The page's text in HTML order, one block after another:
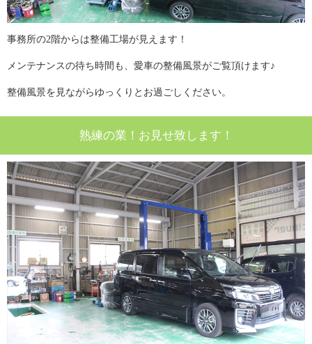
事務所の2階からは整備工場が見えます！
メンテナンスの待ち時間も、愛車の整備風景がご覧頂けます♪
整備風景を見ながらゆっくりとお過ごしください。
熟練の業！お見せ致します！